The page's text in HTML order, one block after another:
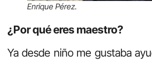
Enrique Pérez.
¿Por qué eres maestro?
Ya desde niño me gustaba